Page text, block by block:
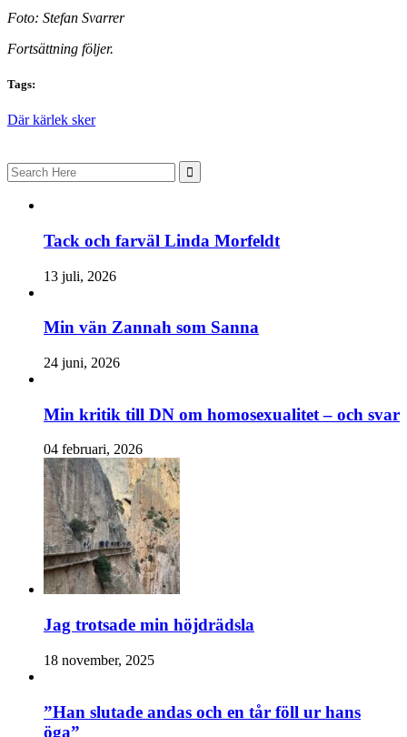
Foto: Stefan Svarrer
Fortsättning följer.
Tags:
Där kärlek sker
Search
for:
Tack och farväl Linda Morfeldt
13 juli, 2026
Min vän Zannah som Sanna
24 juni, 2026
Min kritik till DN om homosexualitet – och svar
04 februari, 2026
Jag trotsade min höjdrädsla
18 november, 2025
”Han slutade andas och en tår föll ur hans
öga”